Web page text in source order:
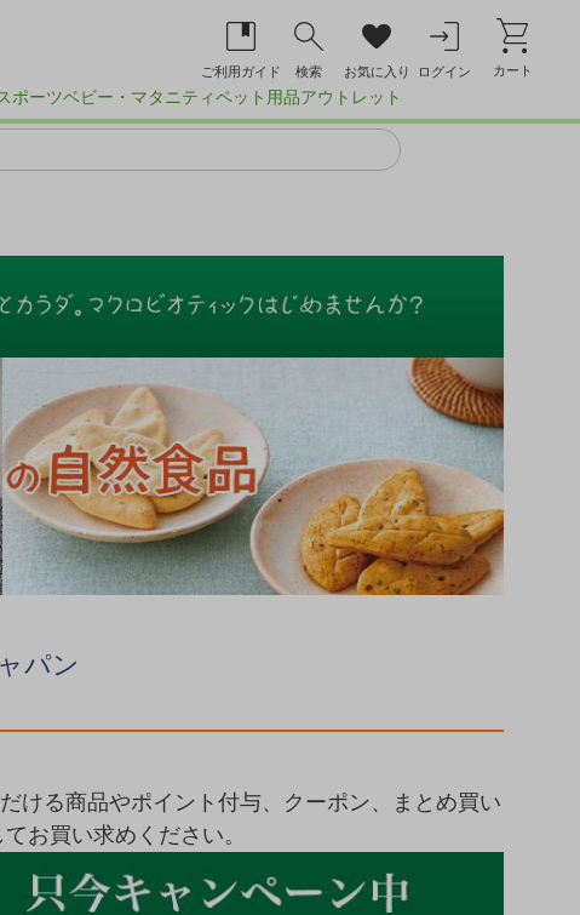
ご利用ガイド 検索 お気に入り ログイン カート
ポーツベビー・マタニティペット用品アウトレット
パン
ける商品やポイント付与、クーポン、まとめ買い
てお買い求めください。